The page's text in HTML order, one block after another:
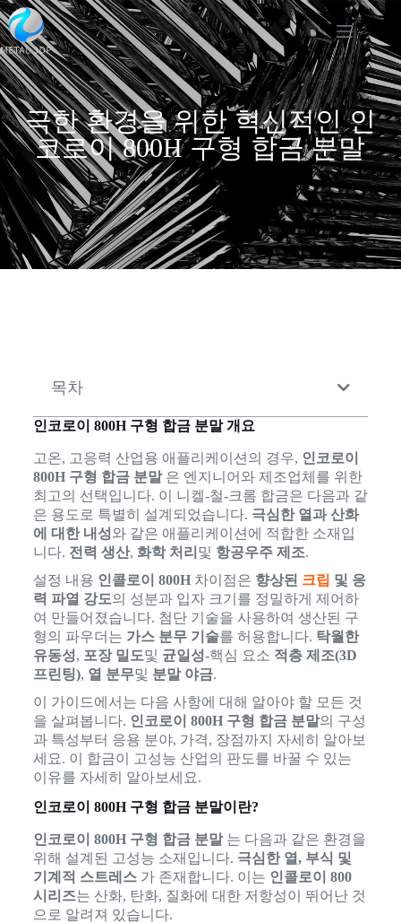
극한 환경을 위한 혁신적인 인
코로이 800H 구형 합금 분말
목차
인코로이 800H 구형 합금 분말 개요
고온, 고응력 산업용 애플리케이션의 경우, 인코로이
800H 구형 합금 분말은 엔지니어와 제조업체를 위한
최고의 선택입니다. 이 니켈-철-크롬 합금은 다음과 같
은 용도로 특별히 설계되었습니다. 극심한 열과 산화
에 대한 내성와 같은 애플리케이션에 적합한 소재입
니다. 전력 생산, 화학 처리 및 항공우주 제조.
설정 내용 인콜로이 800H차이점은 향상된 크립 및 응
력 파열 강도의 성분과 입자 크기를 정밀하게 제어하
여 만들어졌습니다. 첨단 기술을 사용하여 생산된 구
형의 파우더는 가스 분무 기술를 허용합니다. 탁월한
유동성, 포장 밀도및 균일성-핵심 요소 적층 제조(3D
프린팅), 열 분무및 분말 야금.
이 가이드에서는 다음 사항에 대해 알아야 할 모든 것
을 살펴봅니다. 인코로이 800H 구형 합금 분말의 구성
과 특성부터 응용 분야, 가격, 장점까지 자세히 알아보
세요. 이 합금이 고성능 산업의 판도를 바꿀 수 있는
이유를 자세히 알아보세요.
인코로이 800H 구형 합금 분말이란?
인코로이 800H 구형 합금 분말는 다음과 같은 환경을
위해 설계된 고성능 소재입니다. 극심한 열, 부식 및
기계적 스트레스가 존재합니다. 이는 인콜로이 800
시리즈는 산화, 탄화, 질화에 대한 저항성이 뛰어난 것
으로 알려져 있습니다.